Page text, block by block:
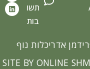
תשו
בות
אדריכלות נוף
SITE BY ONLINE